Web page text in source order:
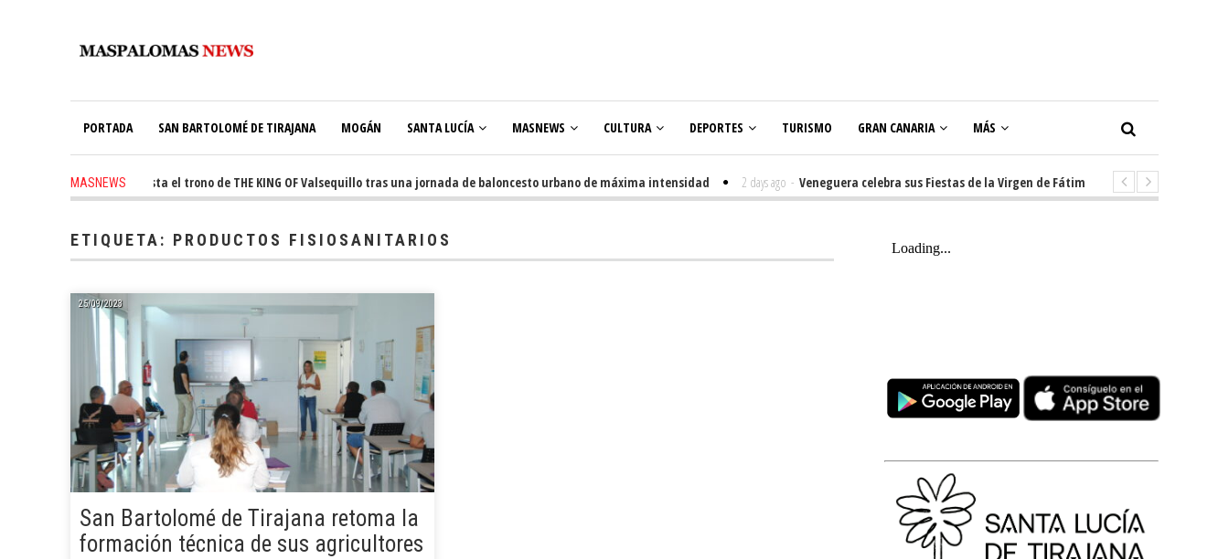
PORTADA SAN BARTOLOMÉ DE TIRAJANA MOGÁN SANTA LUCÍA MASNEWS CULTURA DEPORTES TURISMO GRAN CANARIA MÁS
MASNEWS
Ale Martín conquista el trono de THE KING OF Valsequillo tras una jornada de baloncesto urbano de máxima intensidad 2 days ago - Veneguera celebra sus Fiestas de la Virgen de Fátima con diez días de tradición,
ETIQUETA: PRODUCTOS FISIOSANITARIOS
25/09/2023
San Bartolomé de Tirajana retoma la
formación técnica de sus agricultores